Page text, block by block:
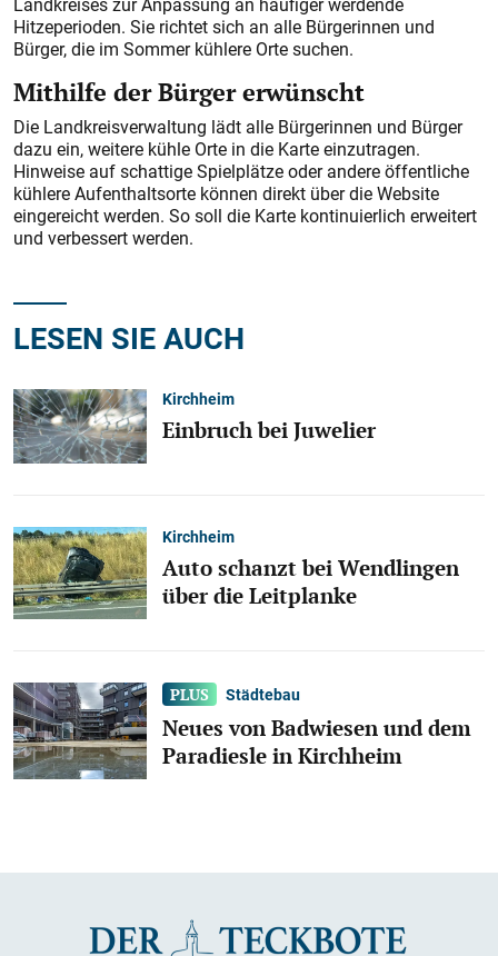
Hitzeperioden. Sie richtet sich an alle Bürgerinnen und
Bürger, die im Sommer kühlere Orte suchen.
Mithilfe der Bürger erwünscht
Die Landkreisverwaltung lädt alle Bürgerinnen und Bürger
dazu ein, weitere kühle Orte in die Karte einzutragen.
Hinweise auf schattige Spielplätze oder andere öffentliche
kühlere Aufenthaltsorte können direkt über die Website
eingereicht werden. So soll die Karte kontinuierlich erweitert
und verbessert werden.
LESEN SIE AUCH
Kirchheim
Einbruch bei Juwelier
Kirchheim
Auto schanzt bei Wendlingen
über die Leitplanke
Städtebau
Neues von Badwiesen und dem
Paradiesle in Kirchheim